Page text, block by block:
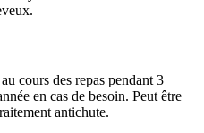
.
cours des repas pendant 3
en cas de besoin. Peut être
antichute.